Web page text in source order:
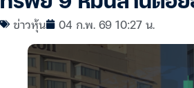
ข่าวหุ้น 04 ก.พ. 69 10:27 น.